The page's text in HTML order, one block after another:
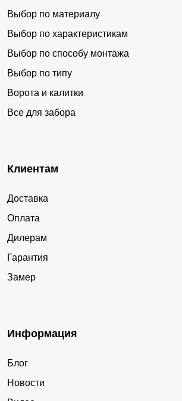
Выбор по материалу
Выбор по характеристикам
Выбор по способу монтажа
Выбор по типу
Ворота и калитки
Все для забора
Клиентам
Доставка
Оплата
Дилерам
Гарантия
Замер
Информация
Блог
Новости